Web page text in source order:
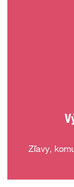
Zľavy,